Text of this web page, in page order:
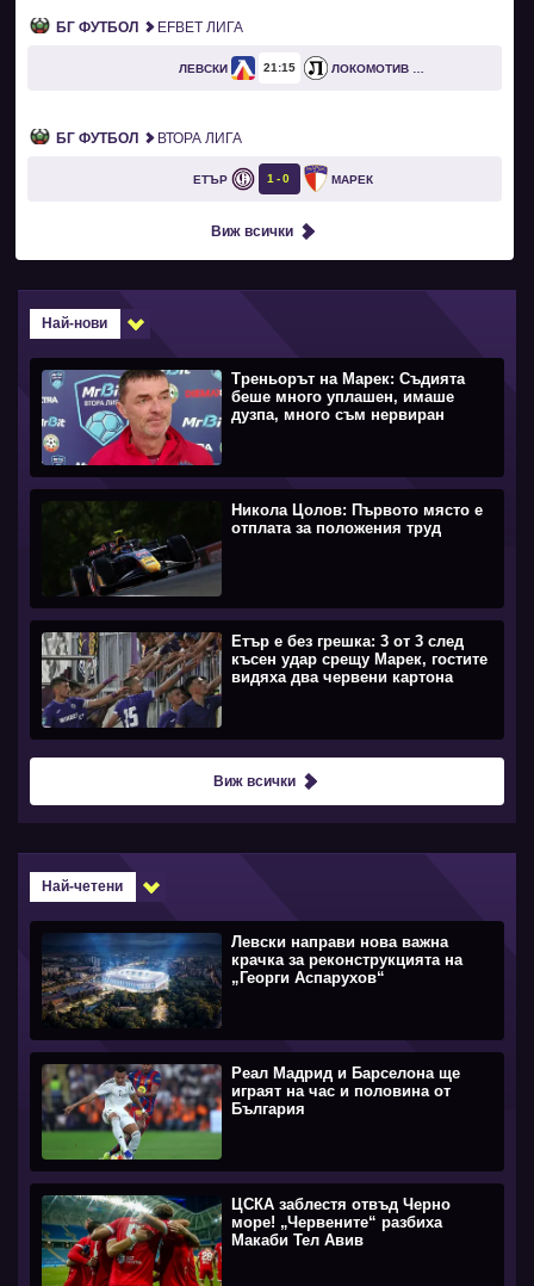
БГ ФУТБОЛ EFBET ЛИГА
ЛЕВСКИ 21 15
БГ ФУТБОЛ ВТОРА ЛИГА
ЕТЪР 1 0 МАРЕК
Виж всички
Най-нови
Треньорът на Марек: Съдията
беше много уплашен, имаше
дузпа, много съм нервиран
Никола Цолов: Първото място е
отплата за положения труд
Етър е без грешка: 3 от 3 след
късен удар срещу Марек, гостите
видяха два червени картона
Виж всички
Най-четени
Левски направи нова важна
крачка за реконструкцията на
„Георги Аспарухов“
Реал Мадрид и Барселона ще
играят на час и половина от
България
ЦСКА заблестя отвъд Черно
море! „Червените“ разбиха
Макаби Тел Авив